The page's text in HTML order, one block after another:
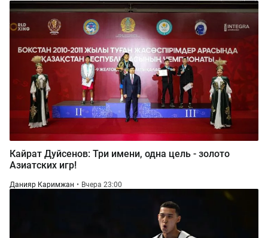
Кайрат Дуйсенов: Три имени, одна цель - золото
Азиатских игр!
Данияр Каримжан Вчера 23:00